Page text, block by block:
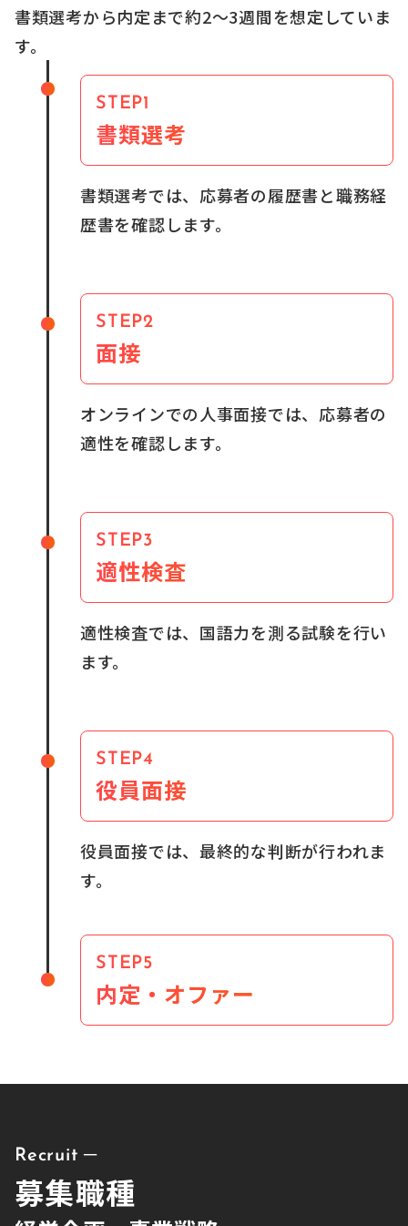
書類選考から内定まで約2〜3週間を想定していま
す。
STEP1
書類選考
書類選考では、応募者の履歴書と職務経
歴書を確認します。
STEP2
面接
オンラインでの人事面接では、応募者の
適性を確認します。
STEP3
適性検査
適性検査では、国語力を測る試験を行い
ます。
STEP4
役員面接
役員面接では、最終的な判断が行われま
す。
STEP5
内定・オファー
Recruit ─
募集職種